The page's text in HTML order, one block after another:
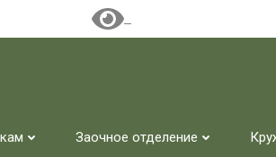
Заочное отделение